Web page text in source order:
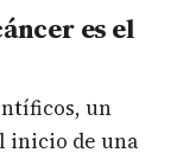
es el
un
inicio de una